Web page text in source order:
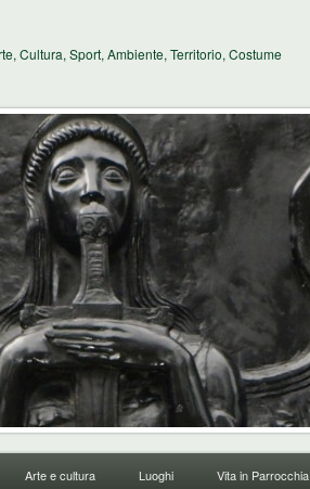
Cultura, Sport, Ambiente, Territorio, Costume
Arte e cultura Luoghi Vita in Parrocchia